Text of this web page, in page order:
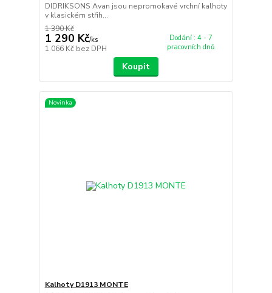
DIDRIKSONS Avan jsou nepromokavé vrchní kalhoty
v klasickém střih...
1 390 Kč
1 290 Kč/ks
1 066 Kč bez DPH
Dodání : 4 - 7
pracovních dnů
Koupit
Novinka
Kalhoty D1913 MONTE